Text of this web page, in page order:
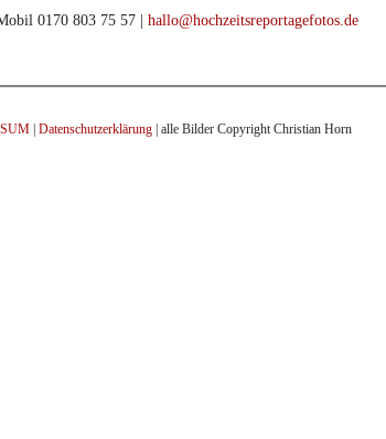
0170 803 75 57 | hallo@hochzeitsreportagefotos.de
| Datenschutzerklärung| alle Bilder Copyright Christian Horn